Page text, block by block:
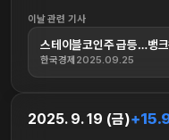
이날 관련 기사
스테이블코인주 급등…뱅
한국경제 2025.09.25
2025. 9. 19 (금)